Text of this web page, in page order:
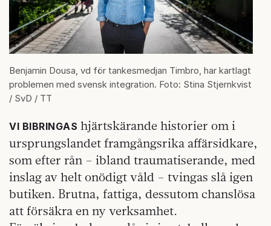
Benjamin Dousa, vd för tankesmedjan Timbro, har kartlagt
problemen med svensk integration. Foto: Stina Stjernkvist
/ SvD / TT
VI BIBRINGAS hjärtskärande historier om i
ursprungslandet framgångsrika affärsidkare,
som efter rån – ibland traumatiserande, med
inslag av helt onödigt våld – tvingas slå igen
butiken. Brutna, fattiga, dessutom chanslösa
att försäkra en ny verksamhet.